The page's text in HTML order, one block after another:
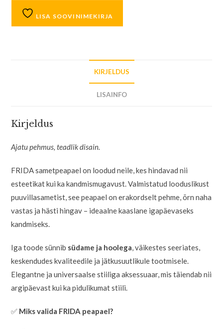
LISA SOOVINIMEKIRJA
KIRJELDUS
LISAINFO
Kirjeldus
Ajatu pehmus, teadlik disain.
FRIDA sametpeapael on loodud neile, kes hindavad nii
esteetikat kui ka kandmismugavust. Valmistatud looduslikust
puuvillasametist, see peapael on erakordselt pehme, õrn naha
vastas ja hästi hingav – ideaalne kaaslane igapäevaseks
kandmiseks.
Iga toode sünnib südame ja hoolega, väikestes seeriates,
keskendudes kvaliteedile ja jätkusuutlikule tootmisele.
Elegantne ja universaalse stiiliga aksessuaar, mis täiendab nii
argipäevast kui ka pidulikumat stiili.
✅ Miks valida FRIDA peapael?